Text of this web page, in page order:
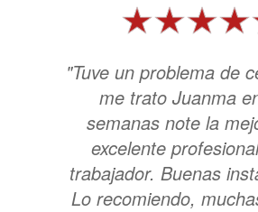
"Tuve un problema de
me trato Juanma
semanas note la
excelente
trabajador. Buenas
Lo recomiendo,